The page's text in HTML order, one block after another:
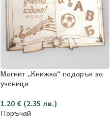
Магнит „Книжка“ подарък за
ученици
1.20 € (2.35 лв.)
Поръчай